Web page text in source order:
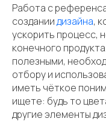
Работа с
созданиидизайна,
ускорить процесс,
конечного
полезными,
отбору и
иметь чёткое
ищете: будь то
другие элементы